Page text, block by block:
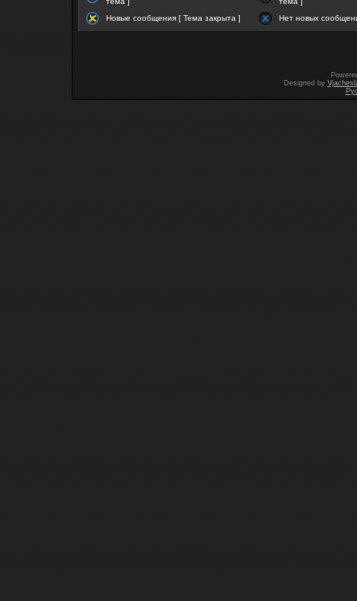
Новые сообщения [ Тема закрыта ]
Нет новых
Designed by